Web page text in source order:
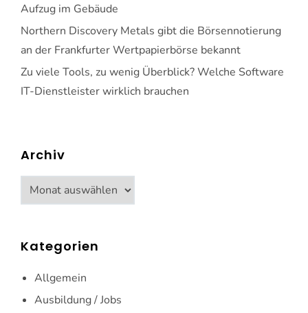
Aufzug im Gebäude
Northern Discovery Metals gibt die Börsennotierung
an der Frankfurter Wertpapierbörse bekannt
Zu viele Tools, zu wenig Überblick? Welche Software
IT-Dienstleister wirklich brauchen
Archiv
Archiv
Kategorien
Allgemein
Ausbildung / Jobs